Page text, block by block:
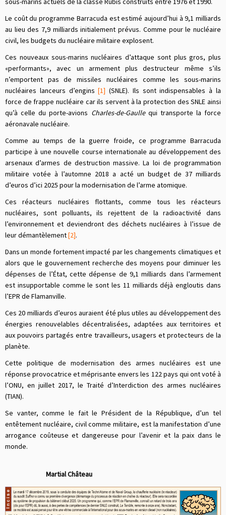
Le coût du programme Barracuda est estimé aujourd’hui à 9,1 milliards
au lieu des 7,9 milliards initialement prévus. Comme pour le nucléaire
civil, les budgets du nucléaire militaire explosent.
Ces nouveaux sous-marins nucléaires d’attaque sont plus gros, plus
«performants», avec un armement plus destructeur même s’ils
n’emportent pas de missiles nucléaires comme les sous-marins
nucléaires lanceurs d’engins[1] (SNLE). Ils sont indispensables à la
force de frappe nucléaire car ils servent à la protection des SNLE ainsi
qu’à celle du porte-avions Charles-de-Gaullequi transporte la force
aéronavale nucléaire.
Comme au temps de la guerre froide, ce programme Barracuda
participe à une nouvelle course internationale au développement des
arsenaux d’armes de destruction massive. La loi de programmation
militaire votée à l’automne 2018 a acté un budget de 37 milliards
d’euros d’ici 2025 pour la modernisation de l’arme atomique.
Ces réacteurs nucléaires flottants, comme tous les réacteurs
nucléaires, sont polluants, ils rejettent de la radioactivité dans
l’environnement et deviendront des déchets nucléaires à l’issue de
leur démantèlement[2].
Dans un monde fortement impacté par les changements climatiques et
alors que le gouvernement recherche des moyens pour diminuer les
dépenses de l’État, cette dépense de 9,1 milliards dans l’armement
est insupportable comme le sont les 11 milliards déjà engloutis dans
l’EPR de Flamanville.
Ces 20 milliards d’euros auraient été plus utiles au développement des
énergies renouvelables décentralisées, adaptées aux territoires et
aux pouvoirs partagés entre travailleurs, usagers et protecteurs de la
planète.
Cette politique de modernisation des armes nucléaires est une
réponse provocatrice et méprisante envers les 122 pays qui ont voté à
l’ONU, en juillet 2017, le Traité d’Interdiction des armes nucléaires
(TIAN).
Se vanter, comme le fait le Président de la République, d’un tel
entêtement nucléaire, civil comme militaire, est la manifestation d’une
arrogance coûteuse et dangereuse pour l’avenir et la paix dans le
monde.
Martial Château